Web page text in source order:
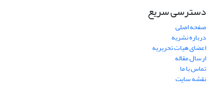
دسترسی سریع
صفحه اصلی
درباره نشریه
اعضای هیات تحریریه
ارسال مقاله
تماس با ما
نقشه سایت